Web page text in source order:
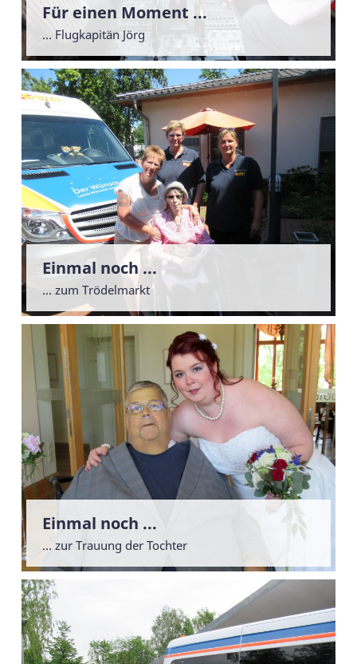
Für einen Moment ...
... Flugkapitän Jörg
Einmal noch ...
... zum Trödelmarkt
Einmal noch ...
... zur Trauung der Tochter